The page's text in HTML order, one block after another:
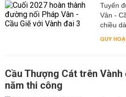
Tuyến
Vân -
chiều
QUY
Cầu Thượng Cát trên
năm thi công